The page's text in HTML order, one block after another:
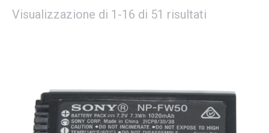
Visualizzazione di 1-16 di 51 risultati
recente